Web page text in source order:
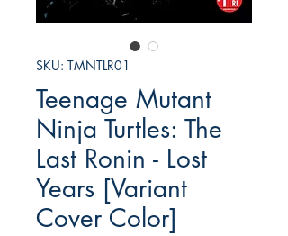
SKU: TMNTLR01
Teenage Mutant
Ninja Turtles: The
Last Ronin - Lost
Years [Variant
Cover Color]